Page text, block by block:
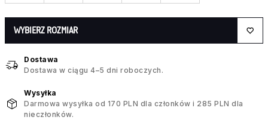
WYBIERZ ROZMIAR
Dostawa
Dostawa w ciągu 4–5 dni roboczych.
Wysyłka
Darmowa wysyłka od 170 PLN dla członków i 285 PLN dla
nieczłonków.